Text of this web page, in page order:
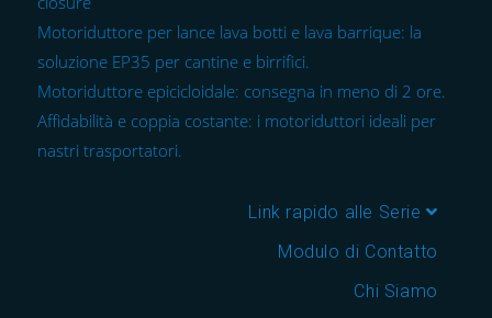
Motoriduttore per lance lava botti e lava barrique: la
soluzione EP35 per cantine e birrifici.
Motoriduttore epicicloidale: consegna in meno di 2 ore.
Affidabilità e coppia costante: i motoriduttori ideali per
nastri trasportatori.
Link rapido alle Serie
Modulo di Contatto
Chi Siamo